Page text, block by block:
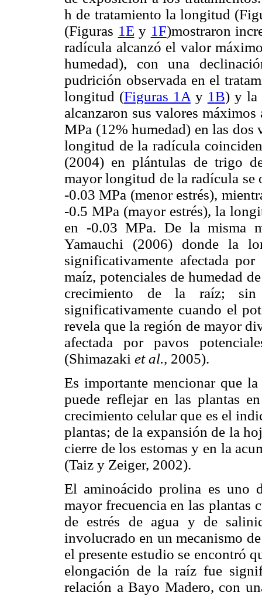
h de tratamiento la longitud
(Figuras 1E y 1F)mostraron
radícula alcanzó el valor
humedad), con una
pudrición observada en el
longitud (Figuras 1A y 1B) y la
alcanzaron sus valores
MPa (12% humedad) en las dos
longitud de la radícula
(2004) en plántulas de trigo
mayor longitud de la radícula se
-0.03 MPa (menor estrés),
-0.5 MPa (mayor estrés), la
en -0.03 MPa. De la misma
Yamauchi (2006) donde la
significativamente afectada
maíz, potenciales de humedad
crecimiento de la raíz; sin
significativamente cuando el
revela que la región de mayor
afectada por pavos
(Shimazaki et al., 2005).
Es importante mencionar que
puede reflejar en las plantas
crecimiento celular que es el
plantas; de la expansión de la
cierre de los estomas y en la
(Taiz y Zeiger, 2002).
El aminoácido prolina es uno
mayor frecuencia en las plantas
de estrés de agua y de
involucrado en un mecanismo
el presente estudio se encontró
elongación de la raíz fue
relación a Bayo Madero, con